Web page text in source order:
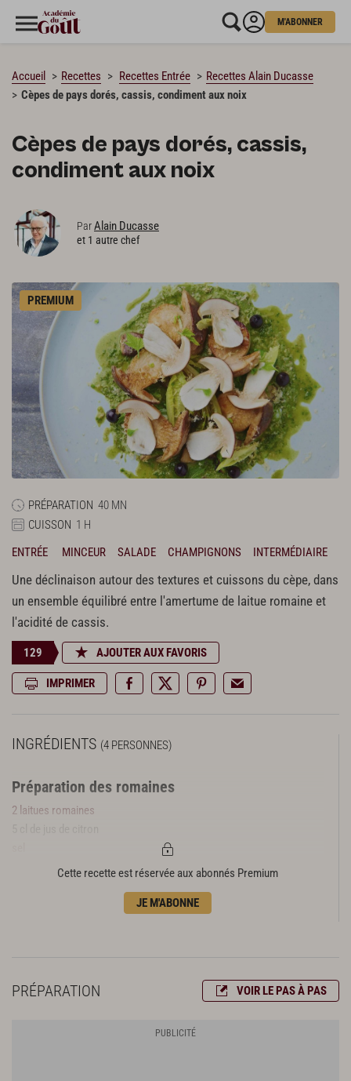
M'ABONNER
Accueil Recettes Recettes Entrée
Recettes Alain Ducasse
Cèpes de pays dorés, cassis, condiment aux noix
Cèpes de pays dorés, cassis,
condiment aux noix
ParAlain Ducasse
et 1 autre chef
PREMIUM
PRÉPARATION 40 MN
CUISSON 1 H
ENTRÉE
MINCEUR SALADE CHAMPIGNONS INTERMÉDIAIRE
Une déclinaison autour des textures et cuissons du cèpe, dans
un ensemble équilibré entre l'amertume de laitue romaine et
l'acidité de cassis.
129 AJOUTER AUX FAVORIS
IMPRIMER
INGRÉDIENTS (4 PERSONNES)
Préparation des romaines
2 laitues romaines
10 cl d’huile d’olive
1 c. à s. d’échalote au vinaigre
1 pointe de pistou de romaine (voir ci-dessus)
Cette recette est réservée aux abonnés Premium
JE M'ABONNE
PRÉPARATION VOIR LE PAS À PAS
CHARGEMENT…